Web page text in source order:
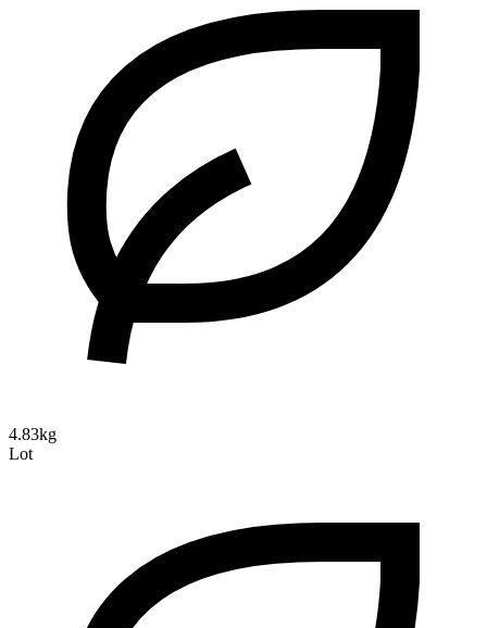
4.83kg
Lot